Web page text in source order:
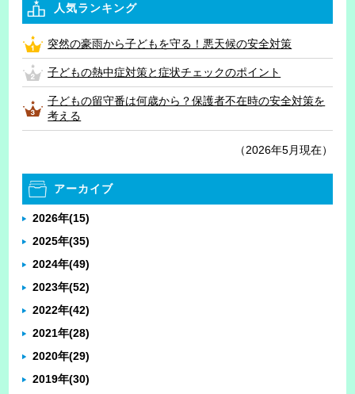
人気ランキング
突然の豪雨から子どもを守る！悪天候の安全対策
子どもの熱中症対策と症状チェックのポイント
子どもの留守番は何歳から？保護者不在時の安全対策を
考える
（2026年5月現在）
アーカイブ
2026年(15)
2025年(35)
2024年(49)
2023年(52)
2022年(42)
2021年(28)
2020年(29)
2019年(30)